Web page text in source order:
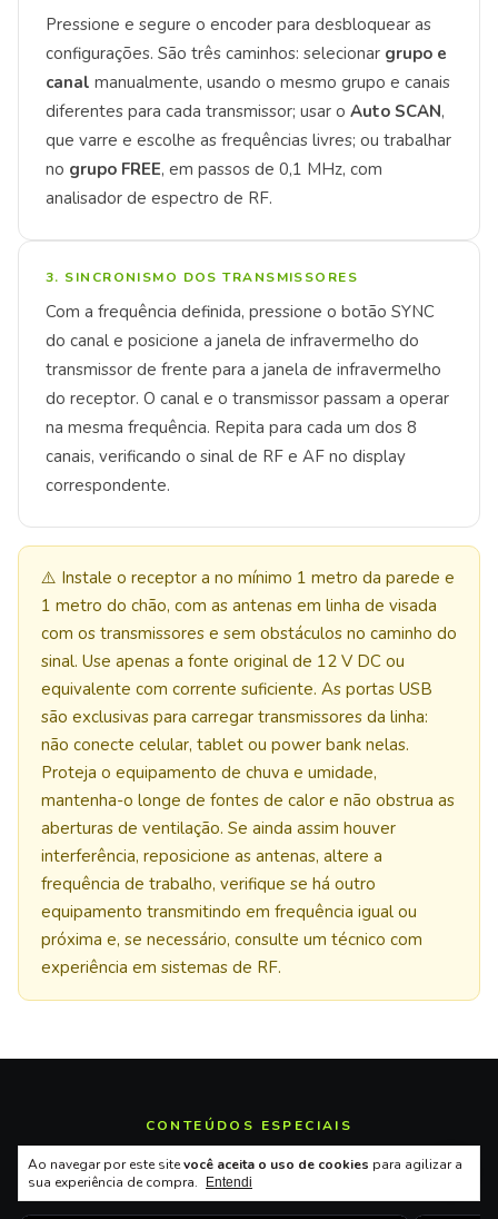
Ao navegar por este sitevocê aceita o uso de cookies para agilizar a
sua experiência de compra.
Entendi
Pressione e segure o encoder para desbloquear as
configurações. São três caminhos: selecionar grupo e
canal manualmente, usando o mesmo grupo e canais
diferentes para cada transmissor; usar o Auto SCAN,
que varre e escolhe as frequências livres; ou trabalhar
no grupo FREE, em passos de 0,1 MHz, com
analisador de espectro de RF.
3. SINCRONISMO DOS TRANSMISSORES
Com a frequência definida, pressione o botão SYNC
do canal e posicione a janela de infravermelho do
transmissor de frente para a janela de infravermelho
do receptor. O canal e o transmissor passam a operar
na mesma frequência. Repita para cada um dos 8
canais, verificando o sinal de RF e AF no display
correspondente.
⚠️ Instale o receptor a no mínimo 1 metro da parede e
1 metro do chão, com as antenas em linha de visada
com os transmissores e sem obstáculos no caminho do
sinal. Use apenas a fonte original de 12 V DC ou
equivalente com corrente suficiente. As portas USB
são exclusivas para carregar transmissores da linha:
não conecte celular, tablet ou power bank nelas.
Proteja o equipamento de chuva e umidade,
mantenha-o longe de fontes de calor e não obstrua as
aberturas de ventilação. Se ainda assim houver
interferência, reposicione as antenas, altere a
frequência de trabalho, verifique se há outro
equipamento transmitindo em frequência igual ou
próxima e, se necessário, consulte um técnico com
experiência em sistemas de RF.
CONTEÚDOS ESPECIAIS
Veja o AX OCTA G2 em ação